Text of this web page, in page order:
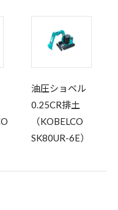
油圧ショベル
0.25CR排土
（KOBELCO
SK80UR-6E）